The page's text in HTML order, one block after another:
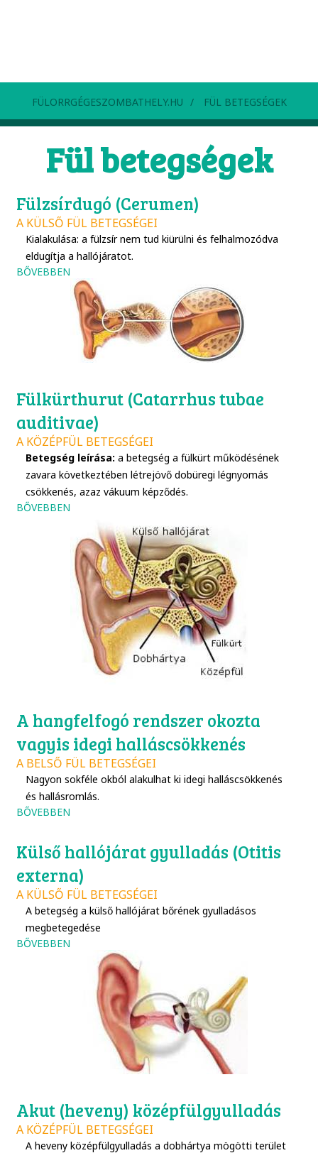
FÜLORRGÉGESZOMBATHELY.HU FÜL BETEGSÉGEK
Fül betegségek
Fülzsírdugó (Cerumen)
A KÜLSŐ FÜL BETEGSÉGEI
Kialakulása: a fülzsír nem tud kiürülni és felhalmozódva
eldugítja a hallójáratot.
BŐVEBBEN
Fülkürthurut (Catarrhus tubae
auditivae)
A KÖZÉPFÜL BETEGSÉGEI
Betegség leírása: a betegség a fülkürt működésének
zavara következtében létrejövő dobüregi légnyomás
csökkenés, azaz vákuum képződés.
BŐVEBBEN
A hangfelfogó rendszer okozta
vagyis idegi halláscsökkenés
A BELSŐ FÜL BETEGSÉGEI
Nagyon sokféle okból alakulhat ki idegi halláscsökkenés
és hallásromlás.
BŐVEBBEN
Külső hallójárat gyulladás (Otitis
externa)
A KÜLSŐ FÜL BETEGSÉGEI
A betegség a külső hallójárat bőrének gyulladásos
megbetegedése
BŐVEBBEN
Akut (heveny) középfülgyulladás
A KÖZÉPFÜL BETEGSÉGEI
A heveny középfülgyulladás a dobhártya mögötti terület